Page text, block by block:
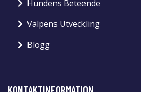
Hundens Beteende
Valpens Utveckling
Blogg